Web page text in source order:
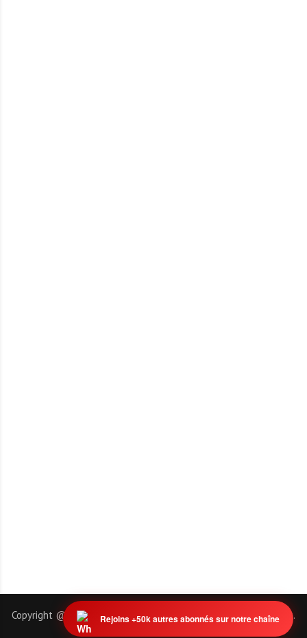
Copyright @ 2011-2026 | EmploiTogo.INFO. Tous droits réservés.
Rejoins +50k autres abonnés sur notre chaîne